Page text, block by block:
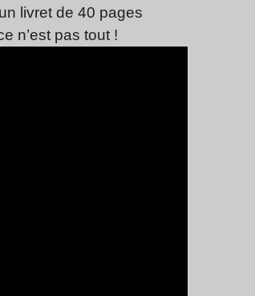
livret de 40 pages
n’est pas tout !